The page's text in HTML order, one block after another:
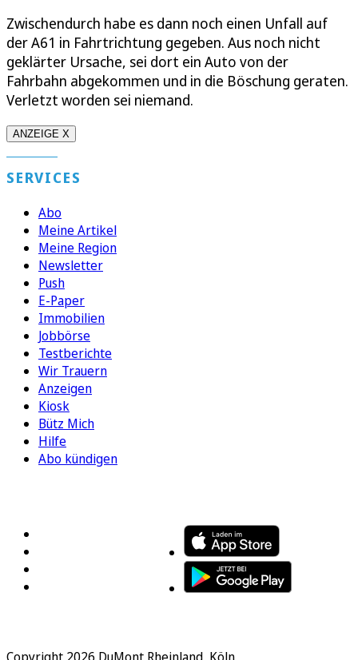
Zwischendurch habe es dann noch einen Unfall auf
der A61 in Fahrtrichtung gegeben. Aus noch nicht
geklärter Ursache, sei dort ein Auto von der
Fahrbahn abgekommen und in die Böschung geraten.
Verletzt worden sei niemand.
ANZEIGE X
SERVICES
Abo
Meine Artikel
Meine Region
Newsletter
Push
E-Paper
Immobilien
Jobbörse
Testberichte
Wir Trauern
Anzeigen
Kiosk
Bütz Mich
Hilfe
Abo kündigen
Copyright 2026 DuMont Rheinland, Köln